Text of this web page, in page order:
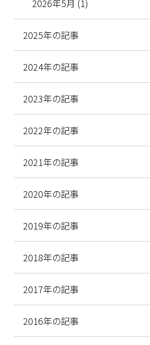
2026年5月 (1)
2025年の記事
2024年の記事
2023年の記事
2022年の記事
2021年の記事
2020年の記事
2019年の記事
2018年の記事
2017年の記事
2016年の記事